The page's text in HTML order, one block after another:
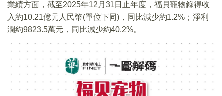
業績方面，截至2025年12月31日止年度，福貝寵物錄得收
入約10.21億元人民幣(單位下同)，同比減少約1.2%；淨利
潤約9823.5萬元，同比減少約40.2%。